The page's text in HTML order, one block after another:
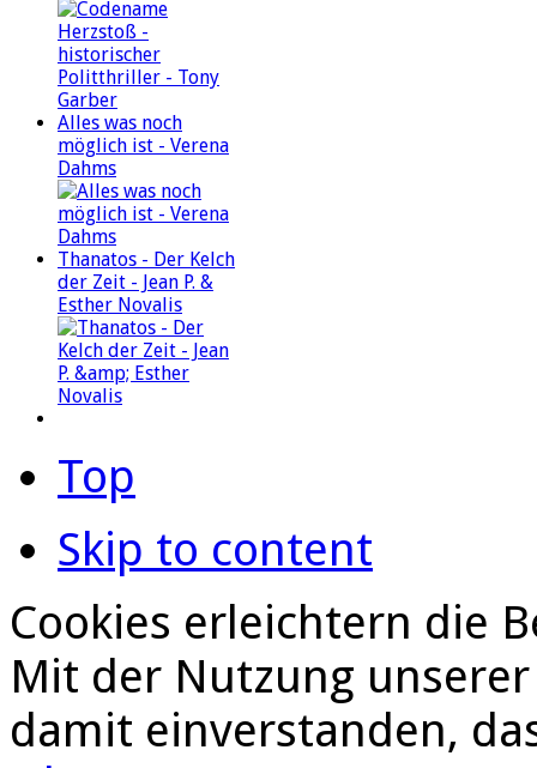
Alles was noch
möglich ist - Verena
Dahms
Thanatos - Der Kelch
der Zeit - Jean P. &
Esther Novalis
Top
Skip to content
Cookies erleichtern die
Mit der Nutzung
damit einverstanden,